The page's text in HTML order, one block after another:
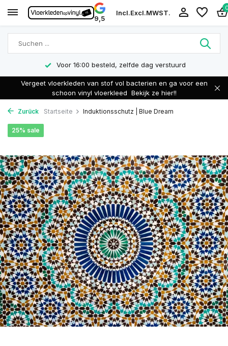
9,5
Incl.Excl.MWST.
Voor 16:00 besteld, zelfde dag verstuurd
Vergeet vloerkleden van stof vol bacterien en ga voor een
schoon vinyl vloerkleed Bekijk ze hier!!
Zurück Startseite Induktionsschutz | Blue Dream
25% sale